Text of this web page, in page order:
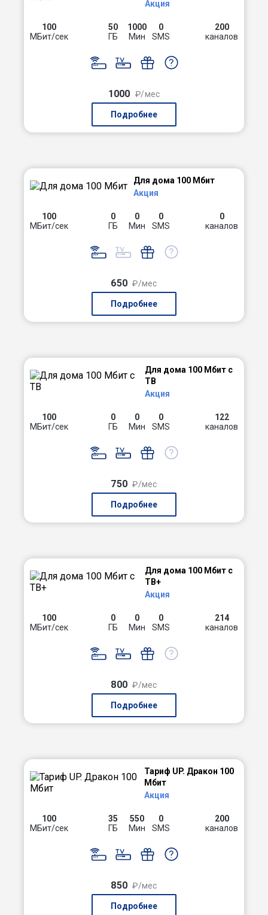
Акция
100
МБит/сек
50
ГБ
1000
Мин
0
SMS
200
каналов
1000 ₽/мес
Подробнее
Для дома 100 Мбит
Акция
100
МБит/сек
0
ГБ
0
Мин
0
SMS
0
каналов
650 ₽/мес
Подробнее
Для дома 100 Мбит с
ТВ
Акция
100
МБит/сек
0
ГБ
0
Мин
0
SMS
122
каналов
750 ₽/мес
Подробнее
Для дома 100 Мбит с
ТВ+
Акция
100
МБит/сек
0
ГБ
0
Мин
0
SMS
214
каналов
800 ₽/мес
Подробнее
Тариф UP. Дракон 100
Мбит
Акция
100
МБит/сек
35
ГБ
550
Мин
0
SMS
200
каналов
850 ₽/мес
Подробнее